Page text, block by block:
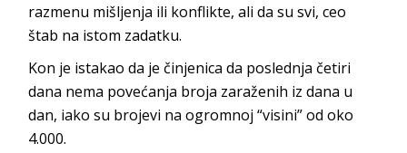
razmenu mišljenja ili konflikte, ali da su svi, ceo
štab na istom zadatku.
Kon je istakao da je činjenica da poslednja četiri
dana nema povećanja broja zaraženih iz dana u
dan, iako su brojevi na ogromnoj “visini” od oko
4.000.